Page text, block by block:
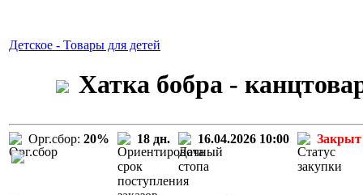
Детское - Товары для детей
Хатка бобра -
Орг.сбор: 20% 18 дн. 16.04.2026 10:00 Закрыт